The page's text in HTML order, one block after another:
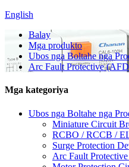
English
Balay
Mga produkto
Ubos nga Boltahe nga
Arc Fault Protective
Mga kategoriya
Ubos nga Boltahe nga
Miniature Circuit
RCBO / RCCB /
Surge Protection
Arc Fault